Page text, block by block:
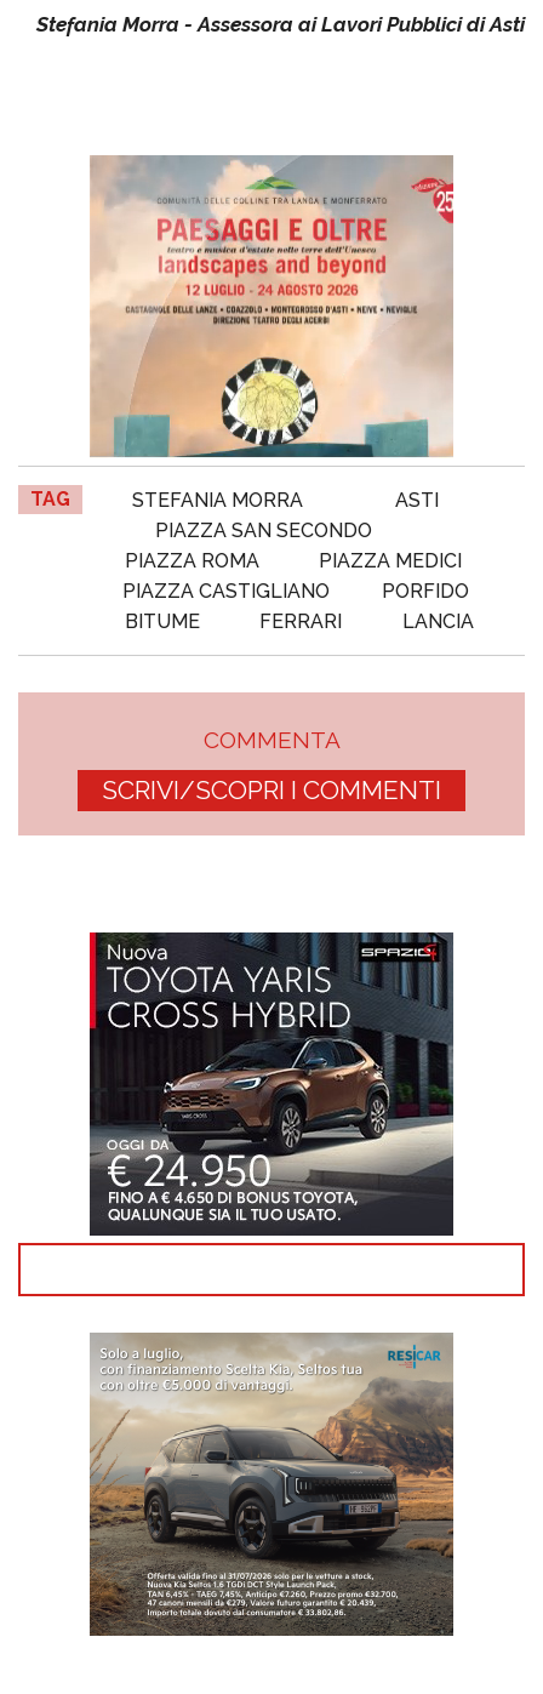
Stefania Morra - Assessora ai Lavori Pubblici di Asti
TAG STEFANIA MORRA
ASTI
PIAZZA SAN SECONDO
PIAZZA ROMA
PIAZZA MEDICI
PIAZZA CASTIGLIANO
PORFIDO
BITUME
FERRARI LANCIA
COMMENTA
SCRIVI/SCOPRI I COMMENTI